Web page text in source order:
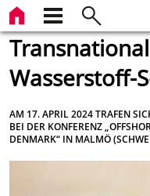
Wasserstoff-
AM 17. APRIL 2024 TRAFEN
BEI DER KONFERENZ
DENMARK“ IN MALMÖ